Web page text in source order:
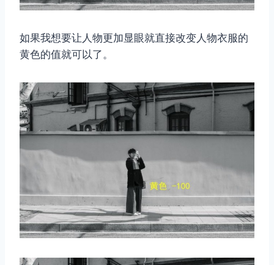
如果我想要让人物更加显眼就直接改变人物衣服的
黄色的值就可以了。